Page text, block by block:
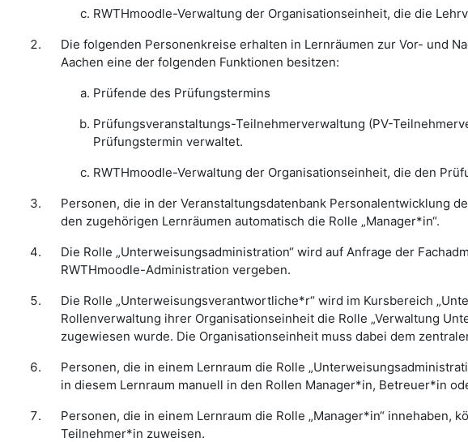
RWTHmoodle-Verwaltung der Organisationseinheit, die die
Die folgenden Personenkreise erhalten in Lernräumen zur Vor- und
Aachen eine der folgenden Funktionen besitzen:
Prüfende des Prüfungstermins
Prüfungsveranstaltungs-Teilnehmerverwaltung (PV-
Prüfungstermin verwaltet.
RWTHmoodle-Verwaltung der Organisationseinheit, die den
Personen, die in der Veranstaltungsdatenbank Personalentwicklung
den zugehörigen Lernräumen automatisch die Rolle „Manager*in“.
Die Rolle „Unterweisungsadministration“ wird auf Anfrage der
RWTHmoodle-Administration vergeben.
Die Rolle „Unterweisungsverantwortliche*r“ wird im Kursbereich
Rollenverwaltung ihrer Organisationseinheit die Rolle „Verwaltung
zugewiesen wurde. Die Organisationseinheit muss dabei dem
Personen, die in einem Lernraum die Rolle
in diesem Lernraum manuell in den Rollen Manager*in, Betreuer*in
Personen, die in einem Lernraum die Rolle „Manager*in“
Teilnehmer*in zuweisen.